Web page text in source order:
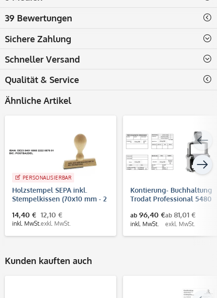
39 Bewertungen
Sichere Zahlung
Schneller Versand
Qualität & Service
Ähnliche Artikel
PERSONALISIERBAR
Holzstempel SEPA inkl.
Stempelkissen (70x10 mm - 2
14,40 €
inkl. MwSt.
12,10 €
exkl. MwSt.
Kontierung- Buchhaltung
Trodat Professional 5480
ab 96,40 €
inkl. MwSt.
ab 81,01 €
exkl. MwSt.
Kunden kauften auch